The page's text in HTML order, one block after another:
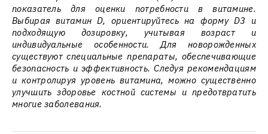
показатель для оценки потребности в витамине.
Выбирая витамин D, ориентируйтесь на форму D3 и
подходящую дозировку, учитывая возраст и
индивидуальные особенности. Для новорожденных
существуют специальные препараты, обеспечивающие
безопасность и эффективность. Следуя рекомендациям
и контролируя уровень витамина, можно существенно
улучшить здоровье костной системы и предотвратить
многие заболевания.